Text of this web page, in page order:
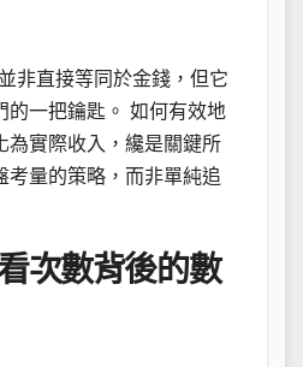
非直接等同於金錢，但它
的一把鑰匙。 如何有效地
為實際收入，纔是關鍵所
考量的策略，而非單純追
次數背後的數